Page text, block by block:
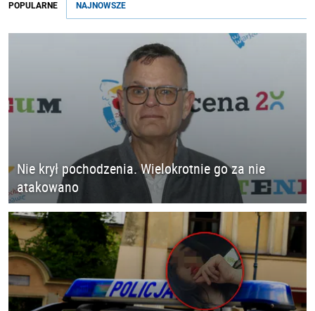
POPULARNE NAJNOWSZE
Nie krył pochodzenia. Wielokrotnie go za nie
atakowano